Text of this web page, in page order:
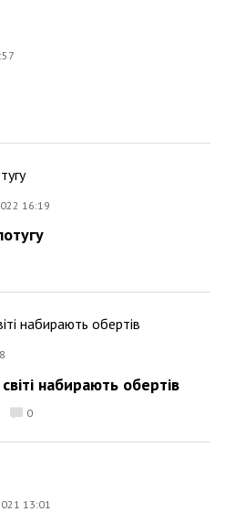
16:19
набирають обертів
0
13:01